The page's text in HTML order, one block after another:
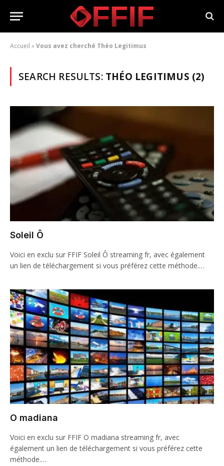
Accueil »Vous avez cherché Théo Legitimus
SEARCH RESULTS: THÉO LEGITIMUS (2)
Soleil Ô
Voici en exclu sur FFIF Soleil Ô streaming fr, avec également
un lien de téléchargement si vous préférez cette méthode.…
O madiana
Voici en exclu sur FFIF O madiana streaming fr, avec
également un lien de téléchargement si vous préférez cette
méthode.…